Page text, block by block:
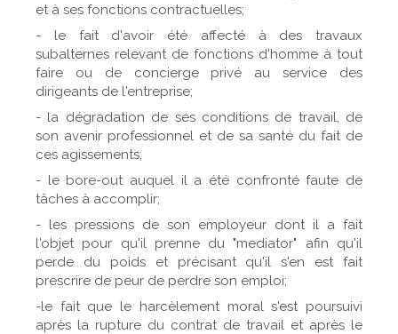
et à ses fonctions contractuelles;
- le fait d'avoir été affecté à des travaux
subalternes relevant de fonctions d'homme à tout
faire ou de concierge privé au service des
dirigeants de l'entreprise;
- la dégradation de ses conditions de travail, de
son avenir professionnel et de sa santé du fait de
ces agissements;
- le bore-out auquel il a été confronté faute de
tâches à accomplir;
- les pressions de son employeur dont il a fait
l'objet pour qu'il prenne du "mediator" afin qu'il
perde du poids et précisant qu'il s'en est fait
prescrire de peur de perdre son emploi;
-le fait que le harcèlement moral s'est poursuivi
après la rupture du contrat de travail et après le